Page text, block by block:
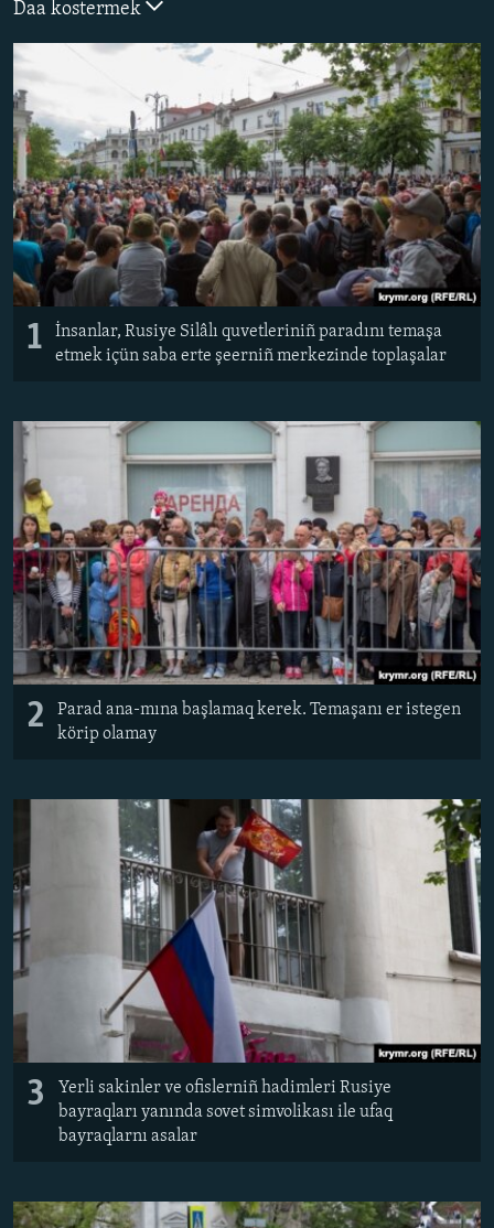
Русский
QOŞULIÑIZ!
RFE/RS bütün saytları
Daa kostermek
1
İnsanlar, Rusiye Silâlı quvetleriniñ paradını temaşa
etmek içün saba erte şeerniñ merkezinde toplaşalar
2
Parad ana-mına başlamaq kerek. Temaşanı er istegen
körip olamay
3
Yerli sakinler ve ofislerniñ hadimleri Rusiye
bayraqları yanında sovet simvolikası ile ufaq
bayraqlarnı asalar